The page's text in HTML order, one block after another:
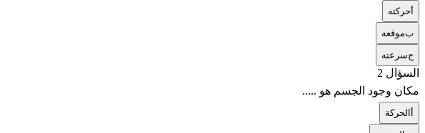
أحركته
بموقعه
جسرعته
السؤال 2
مكان وجود الجسم هو .....
أ الحركة